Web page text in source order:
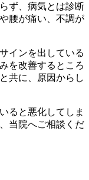
ず、病気とは診断
腰が痛い、不調が
インを出している
を改善するところ
共に、原因からし
ると悪化してしま
当院へご相談くだ